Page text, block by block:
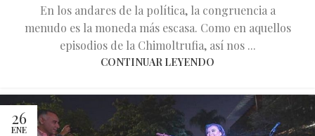
En los andares de la política, la congruencia a
menudo es la moneda más escasa. Como en aquellos
episodios de la Chimoltrufia, así nos ...
CONTINUAR LEYENDO
26
ENE